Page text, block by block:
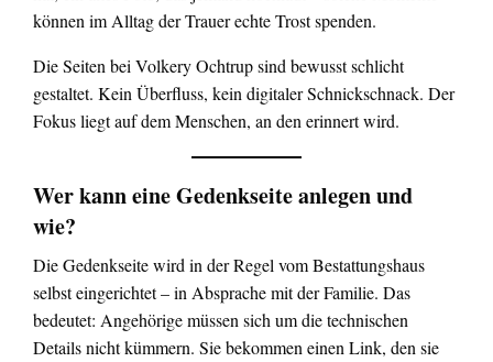
können im Alltag der Trauer echte Trost spenden.
Die Seiten bei Volkery Ochtrup sind bewusst schlicht
gestaltet. Kein Überfluss, kein digitaler Schnickschnack. Der
Fokus liegt auf dem Menschen, an den erinnert wird.
Wer kann eine Gedenkseite anlegen und
wie?
Die Gedenkseite wird in der Regel vom Bestattungshaus
selbst eingerichtet – in Absprache mit der Familie. Das
bedeutet: Angehörige müssen sich um die technischen
Details nicht kümmern. Sie bekommen einen Link, den sie